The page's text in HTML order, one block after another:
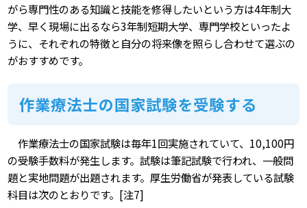
がら専門性のある知識と技能を修得したいという方は4年制大
学、早く現場に出るなら3年制短期大学、専門学校といったよ
うに、それぞれの特徴と自分の将来像を照らし合わせて選ぶの
がおすすめです。
作業療法士の国家試験を受験する
作業療法士の国家試験は毎年1回実施されていて、10,100円
の受験手数料が発生します。試験は筆記試験で行われ、一般問
題と実地問題が出題されます。厚生労働省が発表している試験
科目は次のとおりです。[注7]